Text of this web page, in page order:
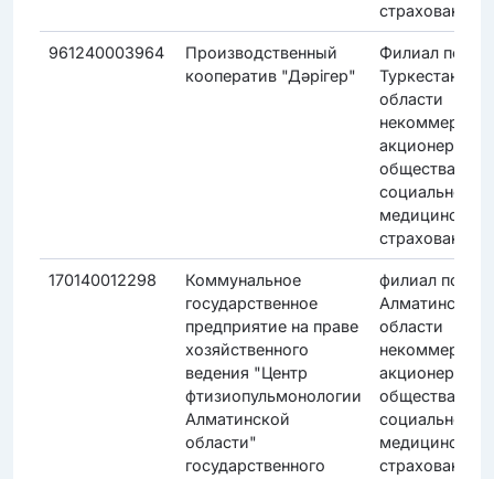
страхования"
961240003964
Производственный
кооператив "Дәрiгер"
Филиал по
области
акционерного
общества
социального
медицинского
страхования"
170140012298
Коммунальное
государственное
предприятие на праве
хозяйственного
ведения "Центр
фтизиопульмонологии
Алматинской
области"
государственного
филиал по
Алматинской
области
акционерного
общества
социального
медицинского
страхования"